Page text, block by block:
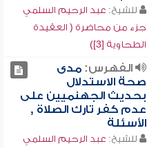
للشيخ: عبد الرحيم السلمي
جزء من محاضرة ( العقيدة
الطحاوية [3])
الفهرس:مدى
صحة الاستدلال
بحديث الجهنميين على
عدم كفر تارك الصلاة ,
الأسئلة
للشيخ: عبد الرحيم السلمي